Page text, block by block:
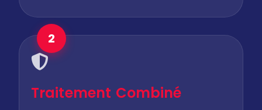
2
Traitement Combiné